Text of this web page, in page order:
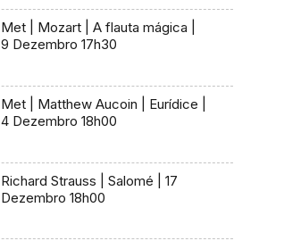
Met | Mozart | A flauta mágica |
9 Dezembro 17h30
Met | Matthew Aucoin | Eurídice |
4 Dezembro 18h00
Richard Strauss | Salomé | 17
Dezembro 18h00